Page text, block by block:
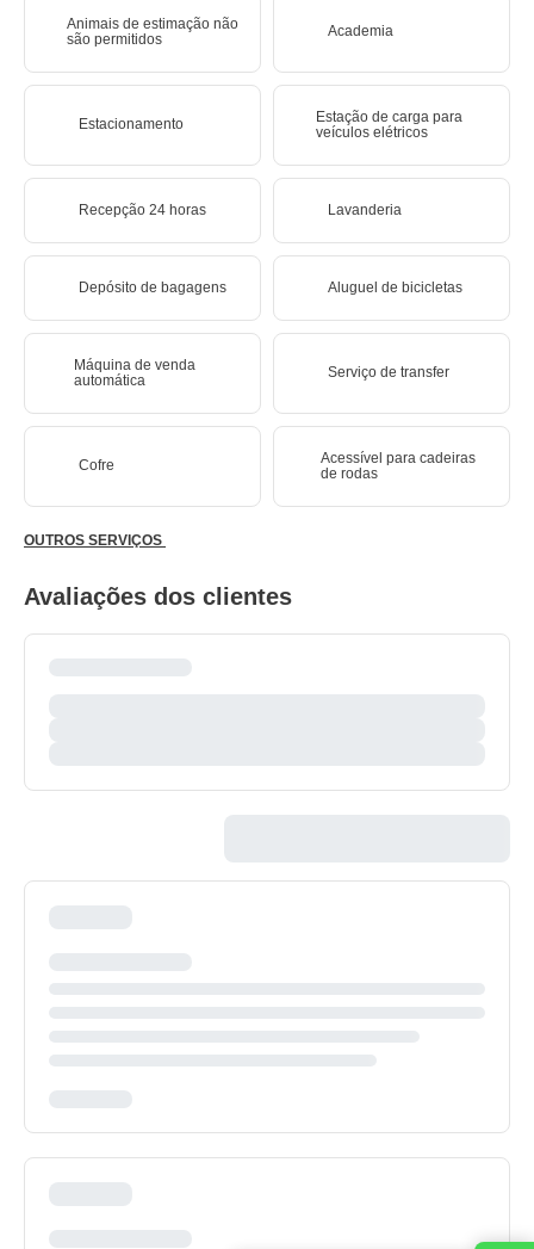
Animais de estimação não
são permitidos
Academia
Estacionamento
Estação de carga para
veículos elétricos
Recepção 24 horas Lavanderia
Depósito de bagagens Aluguel de bicicletas
Máquina de venda
automática
Serviço de transfer
Cofre
Acessível para cadeiras
de rodas
OUTROS SERVIÇOS
Avaliações dos clientes